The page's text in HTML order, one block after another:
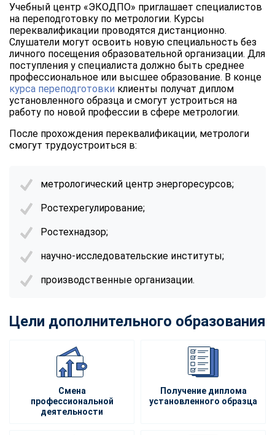
Учебный центр «ЭКОДПО» приглашает специалистов
на переподготовку по метрологии. Курсы
переквалификации проводятся дистанционно.
Слушатели могут освоить новую специальность без
личного посещения образовательной организации. Для
поступления у специалиста должно быть среднее
профессиональное или высшее образование. В конце
курса переподготовки клиенты получат диплом
установленного образца и смогут устроиться на
работу по новой профессии в сфере метрологии.
После прохождения переквалификации, метрологи
смогут трудоустроиться в:
метрологический центр энергоресурсов;
Ростехрегулирование;
Ростехнадзор;
научно-исследовательские институты;
производственные организации.
Цели дополнительного образования
Смена
профессиональной
деятельности
Получение диплома
установленного образца